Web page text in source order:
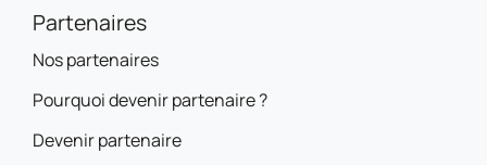
Partenaires
Nos partenaires
Pourquoi devenir partenaire ?
Devenir partenaire